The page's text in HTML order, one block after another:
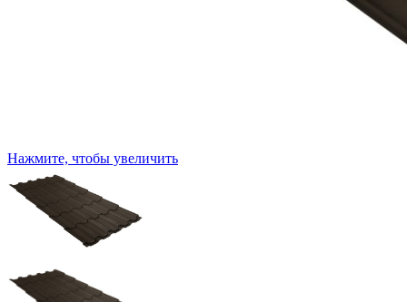
Нажмите, чтобы увеличить